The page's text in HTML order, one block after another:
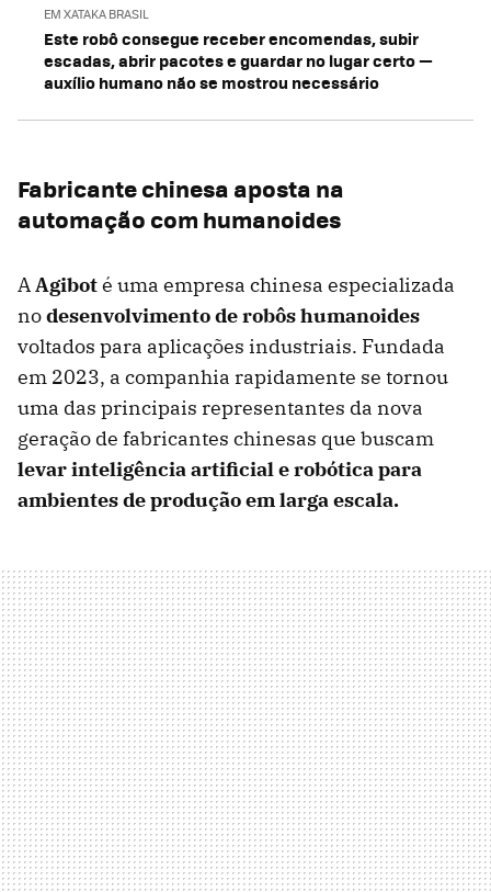
EM XATAKA BRASIL
Este robô consegue receber encomendas, subir
escadas, abrir pacotes e guardar no lugar certo —
auxílio humano não se mostrou necessário
Fabricante chinesa aposta na
automação com humanoides
AAgiboté uma empresa chinesa especializada
nodesenvolvimento de robôs humanoides
voltados para aplicações industriais. Fundada
em 2023, a companhia rapidamente se tornou
uma das principais representantes da nova
geração de fabricantes chinesas que buscam
levar inteligência artificial e robótica para
ambientes de produção em larga escala.